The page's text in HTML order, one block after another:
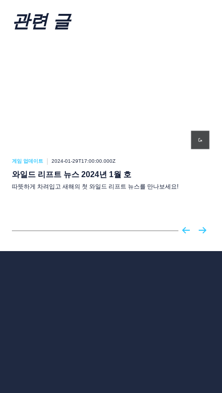
관련 글
게임 업데이트 2024-01-29T17:00:00.000Z
와일드 리프트 뉴스 2024년 1월 호
따뜻하게 차려입고 새해의 첫 와일드 리프트 뉴스를 만나보세요!